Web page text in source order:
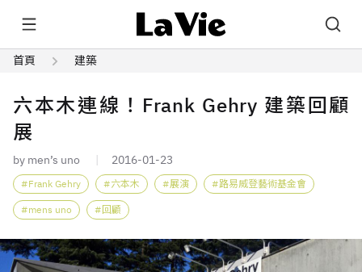
首頁 建築
六本木連線！Frank Gehry 建築回顧
展
by men’s uno 2016-01-23
Frank Gehry 六本木 展演 路易威登藝術基金會
mens uno 回顧